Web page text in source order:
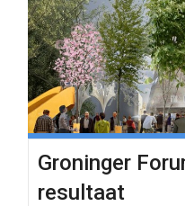
Groninger
resultaat